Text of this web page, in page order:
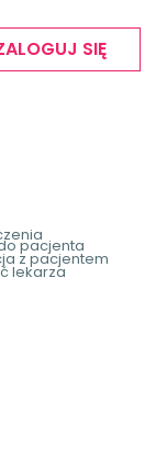
SIĘ
pacjenta
z pacjentem
lekarza